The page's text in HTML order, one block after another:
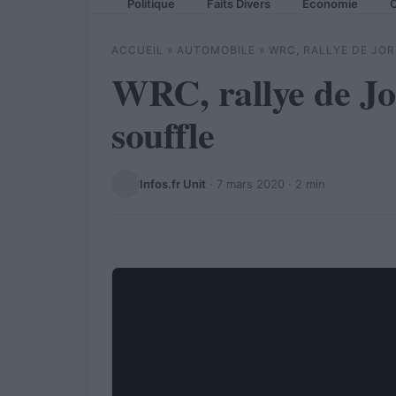
Politique Faits Divers Economie
ACCUEIL » AUTOMOBILE » WRC, RALLYE DE
WRC, rallye de
souffle
Infos.fr Unit · 7 mars 2020 · 2 min